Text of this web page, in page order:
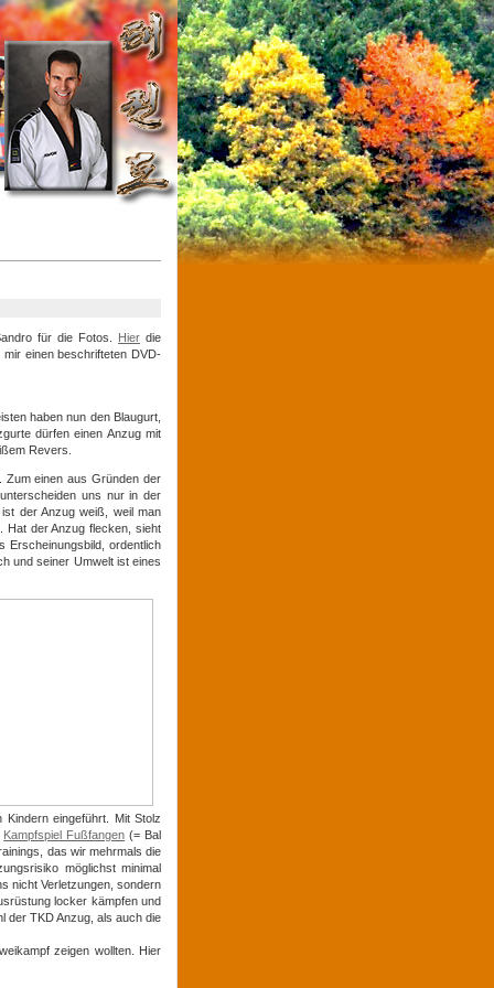
für die Fotos. Hier die
einen beschrifteten DVD-
haben nun den Blaugurt,
dürfen einen Anzug mit
Revers.
Zum einen aus Gründen der
uns nur in der
der Anzug weiß, weil man
Hat der Anzug flecken, sieht
Erscheinungsbild, ordentlich
und seiner Umwelt ist eines
eingeführt. Mit Stolz
Kampfspiel Fußfangen (= Bal
das wir mehrmals die
möglichst minimal
nicht Verletzungen, sondern
locker kämpfen und
der TKD Anzug, als auch die
zeigen wollten. Hier